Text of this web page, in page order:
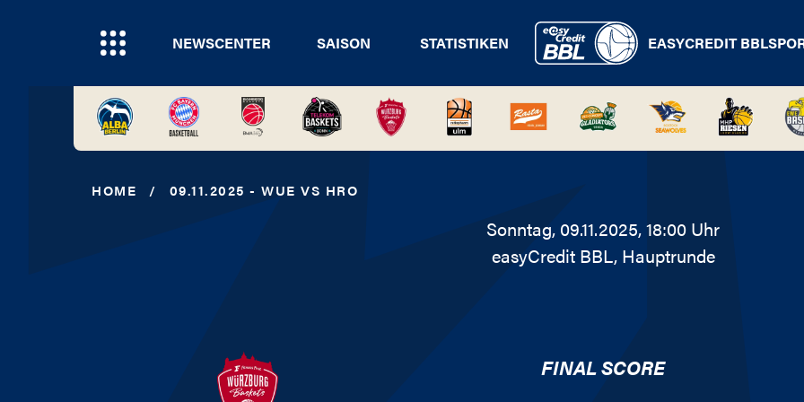
NEWSCENTER SAISON STATISTIKEN EASYCREDIT BBL
HOME / 09.11.2025 - WUE VS HRO
Sonntag, 09.11.2025, 18:00 Uhr
easyCredit BBL, Hauptrunde
FINAL SCORE